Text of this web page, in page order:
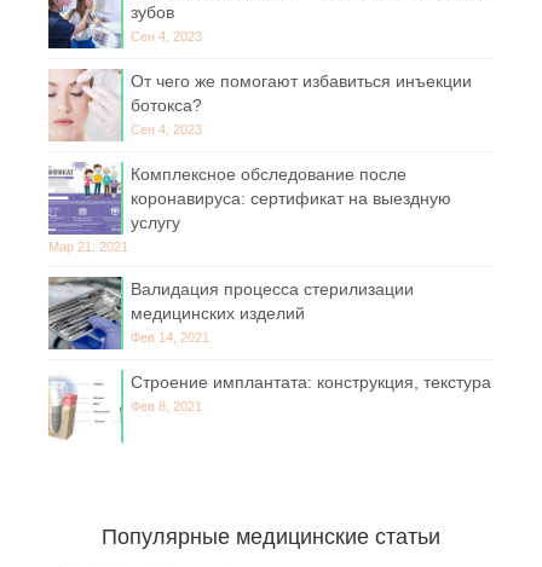
зубов
Сен 4, 2023
От чего же помогают избавиться инъекции
ботокса?
Сен 4, 2023
Комплексное обследование после
коронавируса: сертификат на выездную
услугу
Мар 21, 2021
Валидация процесса стерилизации
медицинских изделий
Фев 14, 2021
Строение имплантата: конструкция, текстура
Фев 8, 2021
Популярные медицинские статьи